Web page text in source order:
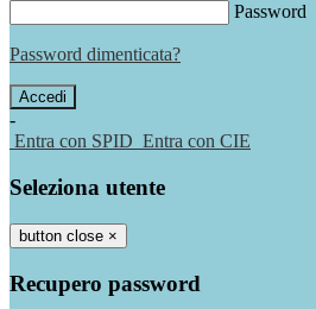
Password
Password dimenticata?
-
Entra con SPID Entra con CIE
Seleziona utente
button close ×
Recupero password